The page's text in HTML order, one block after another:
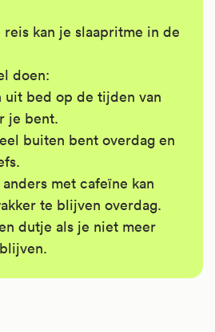
kan je slaapritme in de
doen:
uit bed op de tijden van
je bent.
buiten bent overdag en
met cafeïne kan
te blijven overdag.
dutje als je niet meer